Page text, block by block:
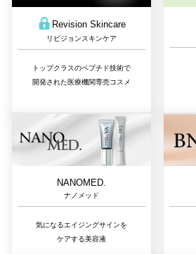
Revision Skincare
リビジョンスキンケア
トップクラスのペプチド技術で
開発された医療機関専売コスメ
NANOMED.
ナノメッド
気になるエイジングサインを
ケアする美容液